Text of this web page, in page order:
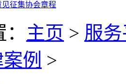
见征集协会章程
主页 > 服
例 >